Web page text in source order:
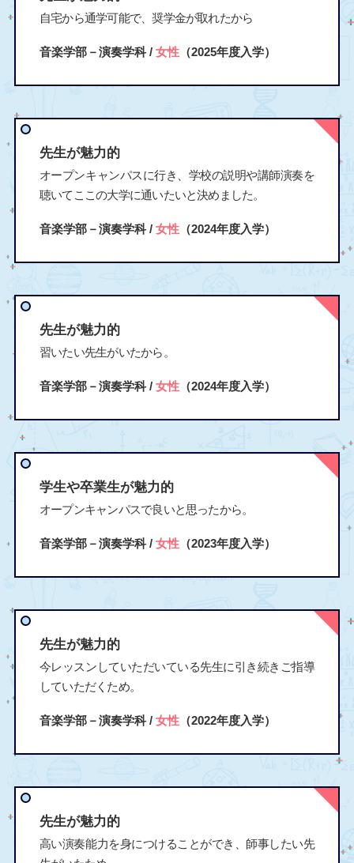
自宅から通学可能で、奨学金が取れたから
音楽学部－演奏学科 / 女性（2025年度入学）
先生が魅力的
オープンキャンパスに行き、学校の説明や講師演奏を
聴いてここの大学に通いたいと決めました。
音楽学部－演奏学科 / 女性（2024年度入学）
先生が魅力的
習いたい先生がいたから。
音楽学部－演奏学科 / 女性（2024年度入学）
学生や卒業生が魅力的
オープンキャンパスで良いと思ったから。
音楽学部－演奏学科 / 女性（2023年度入学）
先生が魅力的
今レッスンしていただいている先生に引き続きご指導
していただくため。
音楽学部－演奏学科 / 女性（2022年度入学）
先生が魅力的
高い演奏能力を身につけることができ、師事したい先